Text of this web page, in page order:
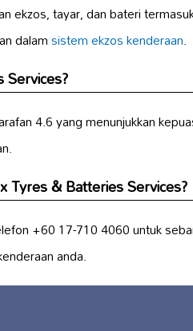
ekzos, tayar, dan bateri
dalamsistem ekzos kenderaan.
4.6 yang menunjukkan
Tyres & Batteries Services?
+60 17-710 4060 untuk
anda.